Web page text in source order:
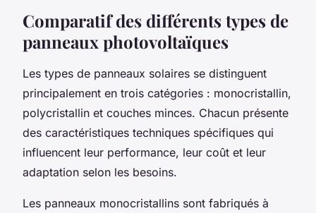
Comparatif des différents types de
panneaux photovoltaïques
Les types de panneaux solaires se distinguent
principalement en trois catégories : monocristallin,
polycristallin et couches minces. Chacun présente
des caractéristiques techniques spécifiques qui
influencent leur performance, leur coût et leur
adaptation selon les besoins.
Les panneaux monocristallins sont fabriqués à